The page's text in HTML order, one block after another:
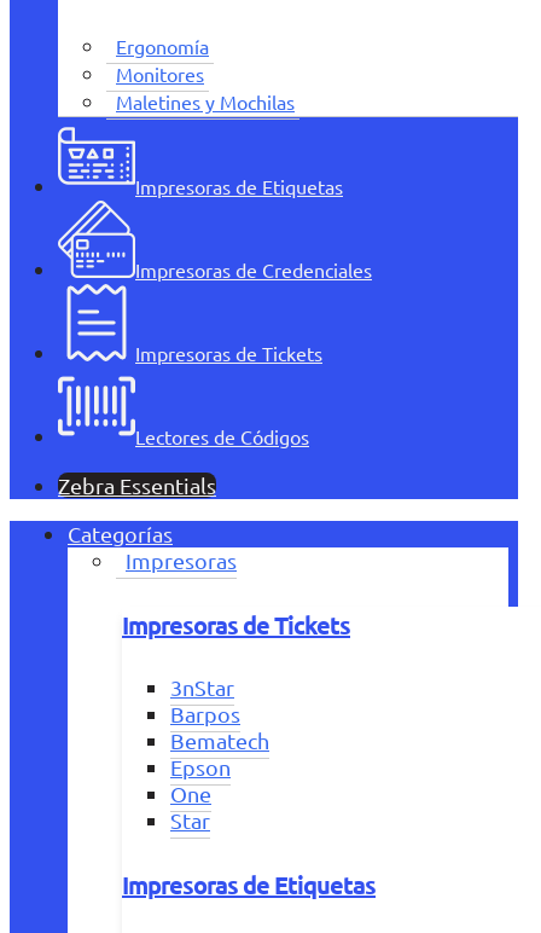
Ergonomía
Monitores
Maletines y Mochilas
Impresoras de Etiquetas
Impresoras de Credenciales
Impresoras de Tickets
Lectores de Códigos
Zebra Essentials
Categorías
Impresoras
Impresoras de Tickets
3nStar
Barpos
Bematech
Epson
One
Star
Impresoras de Etiquetas